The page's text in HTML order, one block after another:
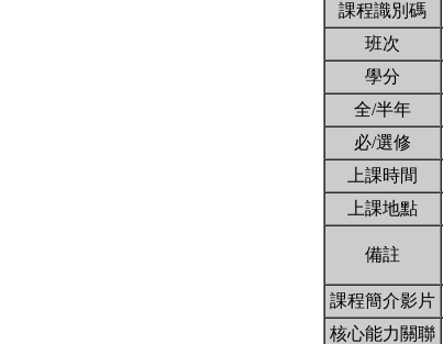
課程識別碼
班次
學分
全/半年
必/選修
上課時間
上課地點
備註
課程簡介影片
核心能力關聯